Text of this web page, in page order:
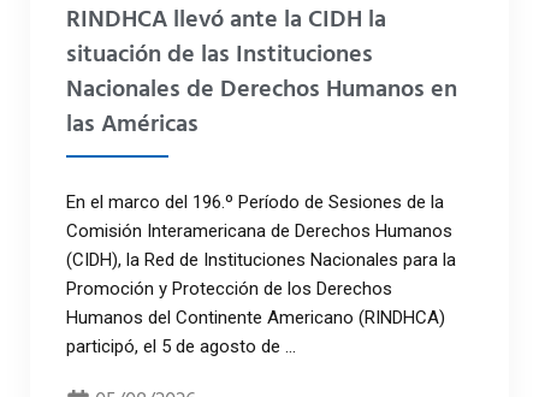
RINDHCA llevó ante la CIDH la
situación de las Instituciones
Nacionales de Derechos Humanos en
las Américas
En el marco del 196.º Período de Sesiones de la
Comisión Interamericana de Derechos Humanos
(CIDH), la Red de Instituciones Nacionales para la
Promoción y Protección de los Derechos
Humanos del Continente Americano (RINDHCA)
participó, el 5 de agosto de ...